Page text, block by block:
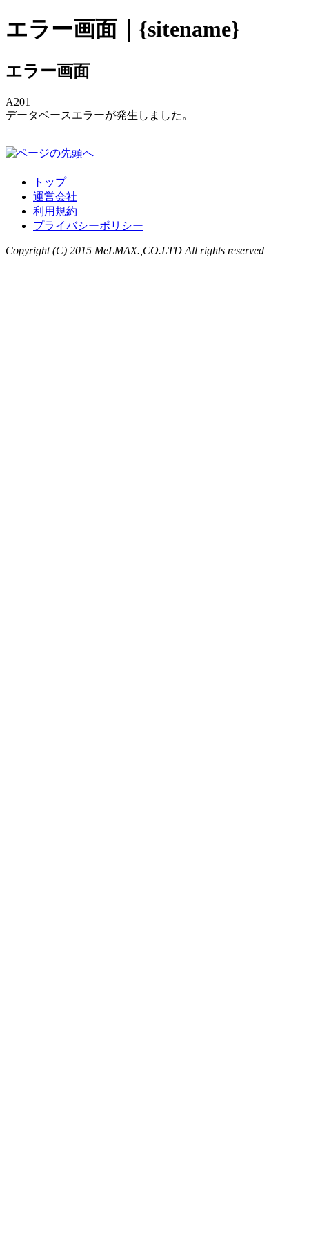
エラー画面｜{sitename}
エラー画面
A201
データベースエラーが発生しました。
トップ
運営会社
利用規約
プライバシーポリシー
Copyright (C) 2015 MeLMAX.,CO.LTD All rights reserved